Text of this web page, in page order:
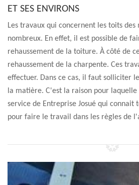
ET SES ENVIRONS
Les travaux qui concernent les toits des
nombreux. En effet, il est possible de
rehaussement de la toiture. À côté de
rehaussement de la charpente. Ces
effectuer. Dans ce cas, il faut solliciter
la matière. C'est la raison pour laquelle
service de Entreprise Josué qui connait
pour faire le travail dans les règles de